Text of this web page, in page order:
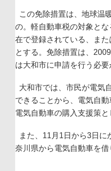
この免除措置は、地球温
の。軽自動車税の対象と
在で登録されている、ま
とする。免除措置は、
は大和市に申請を行う必要
大和市では、市民が電気
できることから、電気自
電気自動車の購入支援策
また、11月1日から3日に
奈川県から電気自動車を